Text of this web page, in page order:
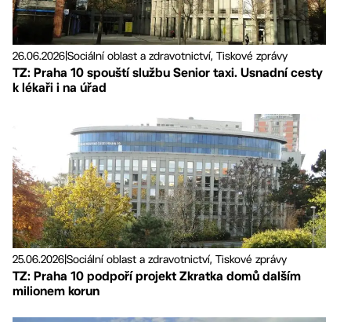
26.06.2026Sociální oblast a zdravotnictví, Tiskové zprávy
TZ: Praha 10 spouští službu Senior taxi. Usnadní cesty
k lékaři i na úřad
25.06.2026Sociální oblast a zdravotnictví, Tiskové zprávy
TZ: Praha 10 podpoří projekt Zkratka domů dalším
milionem korun